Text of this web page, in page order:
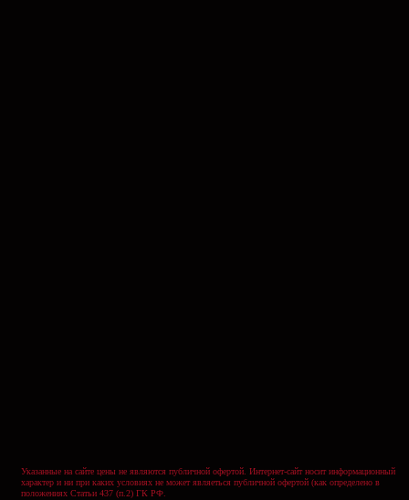
Указанные на сайте цены не являются публичной офертой. Интернет-сайт носит информационный
характер и ни при каких условиях не может являеться публичной офертой (как определено в
положениях Статьи 437 (п.2) ГК РФ.